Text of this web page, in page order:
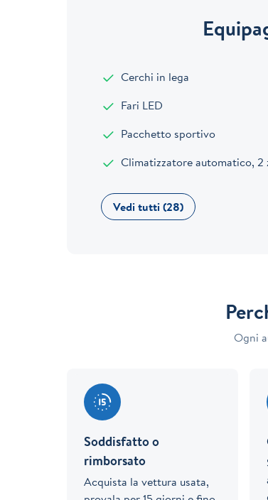
Cerchi in lega
Fari LED
Pacchetto sportivo
Climatizzatore automatico, 2
Vedi tutti (28)
Ogni
Soddisfatto o
rimborsato
Acquista la vettura usata,